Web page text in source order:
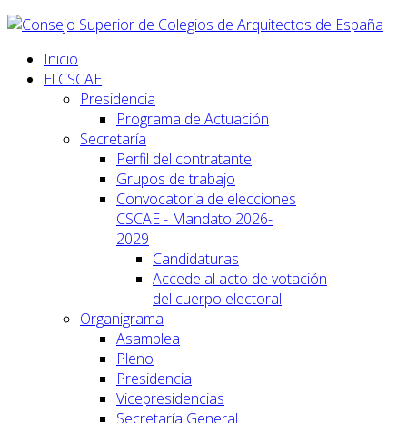
Inicio
El CSCAE
Presidencia
Programa de Actuación
Secretaría
Perfil del contratante
Grupos de trabajo
Convocatoria de elecciones
CSCAE - Mandato 2026-
2029
Candidaturas
Accede al acto de votación
del cuerpo electoral
Organigrama
Asamblea
Pleno
Presidencia
Vicepresidencias
Secretaría General